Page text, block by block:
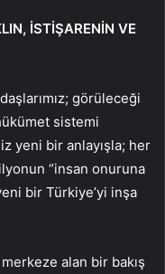
İSTİŞARENİN VE
görüleceği
sistemi
yeni bir anlayışla; her
“insan onuruna
bir Türkiye’yi inşa
alan bir bakış